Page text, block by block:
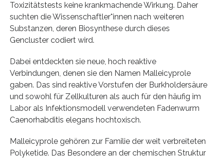
Toxizitätstests keine krankmachende Wirkung. Daher
suchten die Wissenschaftler*innen nach weiteren
Substanzen, deren Biosynthese durch dieses
Gencluster codiert wird.
Dabei entdeckten sie neue, hoch reaktive
Verbindungen, denen sie den Namen Malleicyprole
gaben. Das sind reaktive Vorstufen der Burkholdersäure
und sowohl für Zellkulturen als auch für den häufig im
Labor als Infektionsmodell verwendeten Fadenwurm
Caenorhabditis elegans hochtoxisch.
Malleicyprole gehören zur Familie der weit verbreiteten
Polyketide. Das Besondere an der chemischen Struktur